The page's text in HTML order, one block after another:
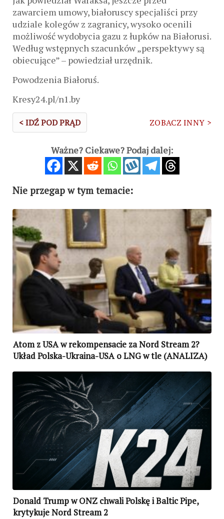
zawarciem umowy, białoruscy specjaliści przy
udziale kolegów z zagranicy, wysoko ocenili
możliwość wydobycia gazu z łupków na Białorusi.
Według wstępnych szacunków „perspektywy są
obiecujące” – powiedział urzędnik.
Powodzenia Białoruś.
Kresy24.pl/n1.by
< IDŹ POD PRĄD ZOBACZ INNY >
Ważne? Ciekawe? Podaj dalej:
Nie przegap w tym temacie:
Atom z USA w rekompensacie za Nord Stream 2?
Układ Polska-Ukraina-USA o LNG w tle (ANALIZA)
Donald Trump w ONZ chwali Polskę i Baltic Pipe,
krytykuje Nord Stream 2